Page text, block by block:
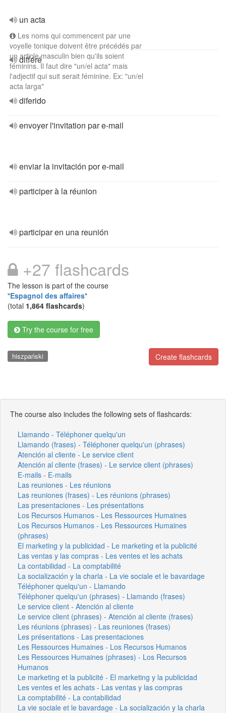
un acta
Les noms qui commencent par une
voyelle tonique doivent être précédés par
un article masculin bien qu'ils soient
féminins. Il faut dire "un/el acta" mais
l'adjectif qui suit serait féminine. Ex: "un/el
acta larga"
différé
diferido
envoyer l'invitation par e-mail
enviar la invitación por e-mail
participer à la réunion
participar en una reunión
+27 flashcards
The lesson is part of the course
"Espagnol des affaires"
(total 1,864 flashcards)
Try the course for free
Create flashcards
hiszpański
The course also includes the following sets of flashcards:
Llamando - Téléphoner quelqu'un
Llamando (frases) - Téléphoner quelqu'un (phrases)
Atención al cliente - Le service client
Atención al cliente (frases) - Le service client (phrases)
E-mails - E-mails
Las reuniones - Les réunions
Las reuniones (frases) - Les réunions (phrases)
Las presentaciones - Les présentations
Los Recursos Humanos - Les Ressources Humaines
Los Recursos Humanos - Les Ressources Humaines
(phrases)
El marketing y la publicidad - Le marketing et la publicité
Las ventas y las compras - Les ventes et les achats
La contabilidad - La comptabilité
La socialización y la charla - La vie sociale et le bavardage
Téléphoner quelqu'un - Llamando
Téléphoner quelqu'un (phrases) - Llamando (frases)
Le service client - Atención al cliente
Le service client (phrases) - Atención al cliente (frases)
Les réunions (phrases) - Las reuniones (frases)
Les présentations - Las presentaciones
Les Ressources Humaines - Los Recursos Humanos
Les Ressources Humaines (phrases) - Los Recursos
Humanos
Le marketing et la publicité - El marketing y la publicidad
Les ventes et les achats - Las ventas y las compras
La comptabilité - La contabilidad
La vie sociale et le bavardage - La socialización y la charla